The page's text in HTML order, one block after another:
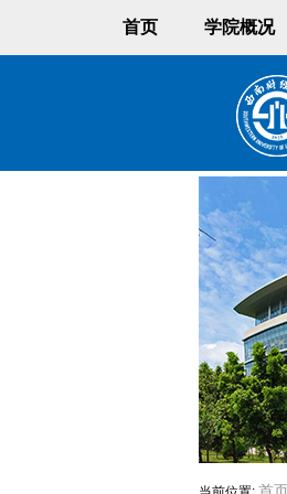
首页 学院概况